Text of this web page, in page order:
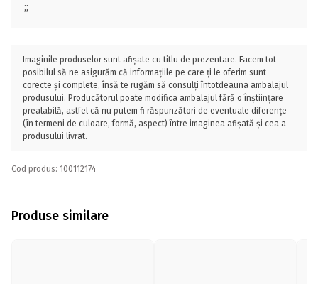
;;
Imaginile produselor sunt afișate cu titlu de prezentare. Facem tot
posibilul să ne asigurăm că informațiile pe care ți le oferim sunt
corecte și complete, însă te rugăm să consulți întotdeauna ambalajul
produsului. Producătorul poate modifica ambalajul fără o înștiințare
prealabilă, astfel că nu putem fi răspunzători de eventuale diferențe
(în termeni de culoare, formă, aspect) între imaginea afișată și cea a
produsului livrat.
Cod produs: 100112174
Produse similare